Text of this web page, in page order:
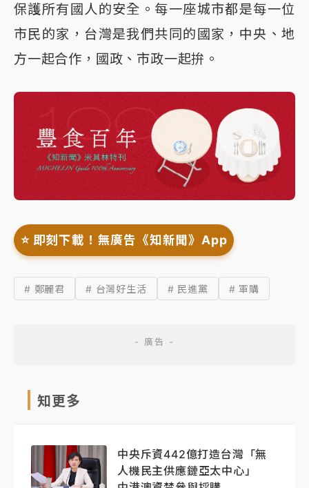
保護所有國人的安全。每一座城市都是每一位
市民的家，台灣是我們共同的國家，中央、地
方一起合作，國政、市政一起拚。
⭐️ 即刻下載！無廣告《知新聞》App
# 鄭麗君 # 台灣好生活 # 民進黨 # 軍購
知更多
中央斥資442億打造台灣「無
人機民主供應鏈亞太中心」